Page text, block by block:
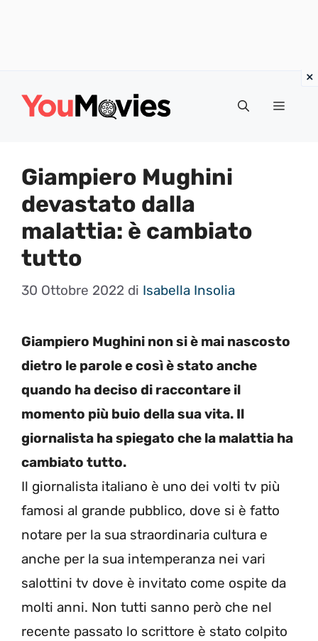
Menu
Giampiero Mughini
devastato dalla
malattia: è cambiato
tutto
30 Ottobre 2022 di Isabella Insolia
Giampiero Mughini non si è mai nascosto
dietro le parole e così è stato anche
quando ha deciso di raccontare il
momento più buio della sua vita. Il
giornalista ha spiegato che la malattia ha
cambiato tutto.
Il giornalista italiano è uno dei volti tv più
famosi al grande pubblico, dove si è fatto
notare per la sua straordinaria cultura e
anche per la sua intemperanza nei vari
salottini tv dove è invitato come ospite da
molti anni. Non tutti sanno però che nel
recente passato lo scrittore è stato colpito